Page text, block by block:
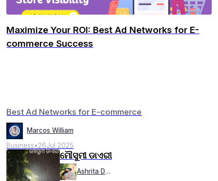
Maximize Your ROI: Best Ad Networks for E-
commerce Success
Best Ad Networks for E-commerce
Marcos William
Business•26Jul 2025
ମୌସୁମୀ ଡାଏରୀ
Ashrita Das